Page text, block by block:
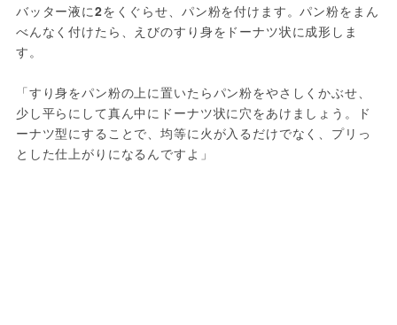
バッター液に2をくぐらせ、パン粉を付けます。パン粉をまん
べんなく付けたら、えびのすり身をドーナツ状に成形しま
す。
「すり身をパン粉の上に置いたらパン粉をやさしくかぶせ、
少し平らにして真ん中にドーナツ状に穴をあけましょう。ド
ーナツ型にすることで、均等に火が入るだけでなく、プリっ
とした仕上がりになるんですよ」